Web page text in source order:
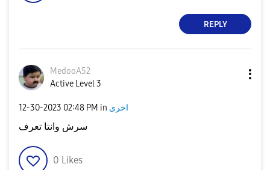
REPLY
MedooA52
Active Level 3
‎12-30-2023 02:48 PM in اخرى
سرش وانتا تعرف
0 Likes